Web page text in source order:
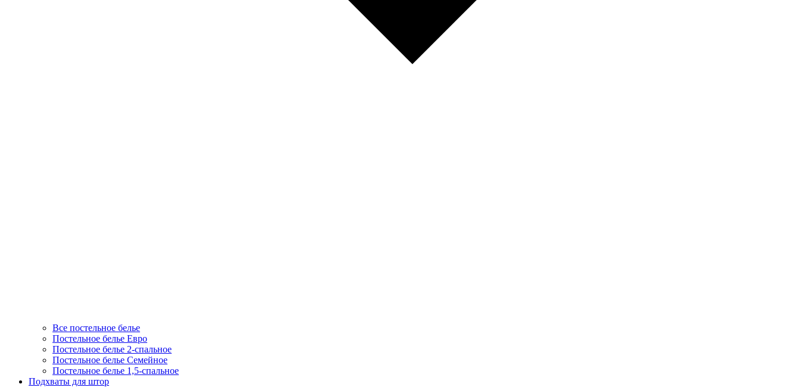
Все постельное белье
Постельное белье Евро
Постельное белье 2-спальное
Постельное белье Семейное
Постельное белье 1,5-спальное
Подхваты для штор